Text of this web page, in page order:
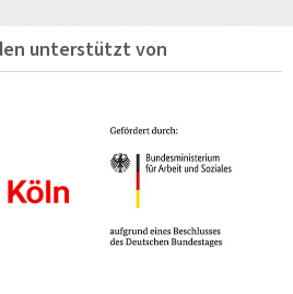
unterstützt von